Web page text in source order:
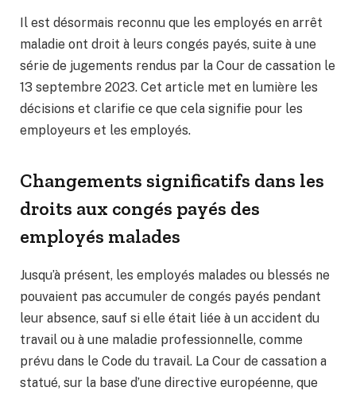
Il est désormais reconnu que les employés en arrêt
maladie ont droit à leurs congés payés, suite à une
série de jugements rendus par la Cour de cassation le
13 septembre 2023. Cet article met en lumière les
décisions et clarifie ce que cela signifie pour les
employeurs et les employés.
Changements significatifs dans les
droits aux congés payés des
employés malades
Jusqu’à présent, les employés malades ou blessés ne
pouvaient pas accumuler de congés payés pendant
leur absence, sauf si elle était liée à un accident du
travail ou à une maladie professionnelle, comme
prévu dans le Code du travail. La Cour de cassation a
statué, sur la base d’une directive européenne, que